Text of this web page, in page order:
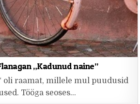
„Kadunud naine”
oli raamat, millele mul puudusid
Tööga seoses…